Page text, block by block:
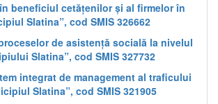
beneficiul cetățenilor și al firmelor în
Slatina”, cod SMIS 326662
de asistență socială la nivelul
Slatina”, cod SMIS 327732
integrat de management al traficului
Slatina”, cod SMIS 321905